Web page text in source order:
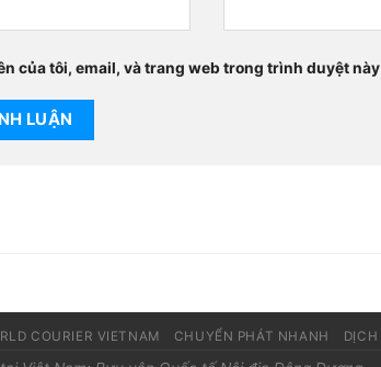
của tôi, email, và trang web trong trình duyệt
COURIER VIETNAM CHUYỂN PHÁT NHANH DỊCH